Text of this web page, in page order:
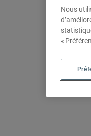
Nous
«